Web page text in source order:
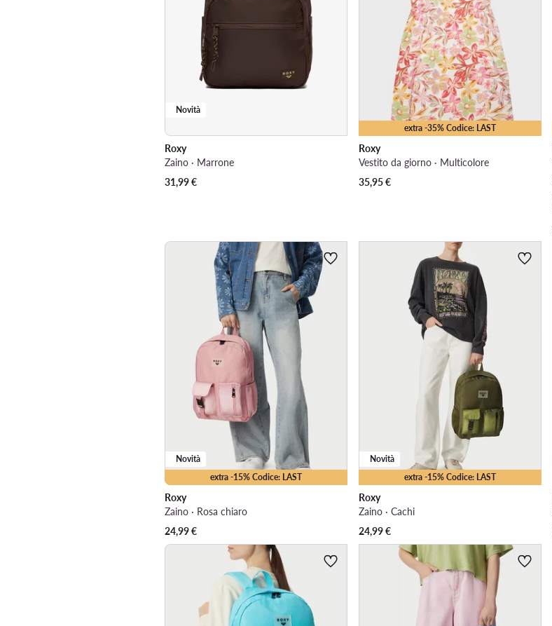
Novità
Roxy
Zaino · Marrone
31,99€
extra -35% Codice: LAST
Roxy
Vestito da giorno · Multicolore
35,95€
extra -15% Codice: LAST
Novità
Roxy
Zaino · Rosa chiaro
24,99€
extra -15% Codice: LAST
Novità
Roxy
Zaino · Cachi
24,99€